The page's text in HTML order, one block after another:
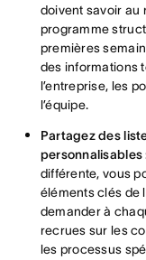
doivent savoir au
programme
premières
des informations
l’entreprise, les
l’équipe.
Partagez des
personnalisables
différente, vous
éléments clés de
demander à
recrues sur les
les processus